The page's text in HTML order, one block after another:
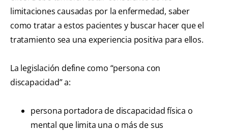
limitaciones causadas por la enfermedad, saber
como tratar a estos pacientes y buscar hacer que el
tratamiento sea una experiencia positiva para ellos.
La legislación define como “persona con
discapacidad” a:
persona portadora de discapacidad física o
mental que limita una o más de sus